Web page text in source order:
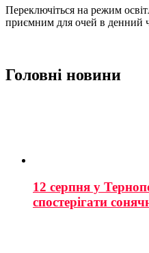
Переключіться на режим
приємним для очей в денний
Головні новини
12 серпня у
спостерігати